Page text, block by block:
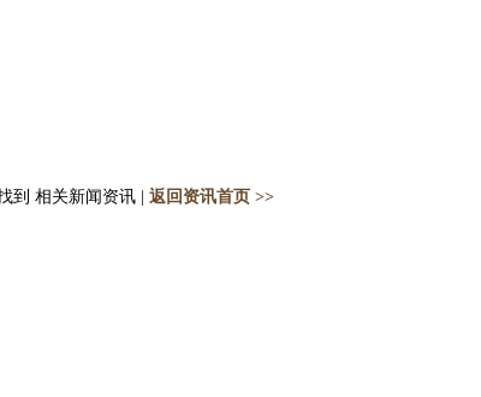
到 相关新闻资讯 | 返回资讯首页 >>